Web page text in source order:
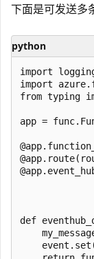
下面是可发送多
python
import
import
from typing
app =
def